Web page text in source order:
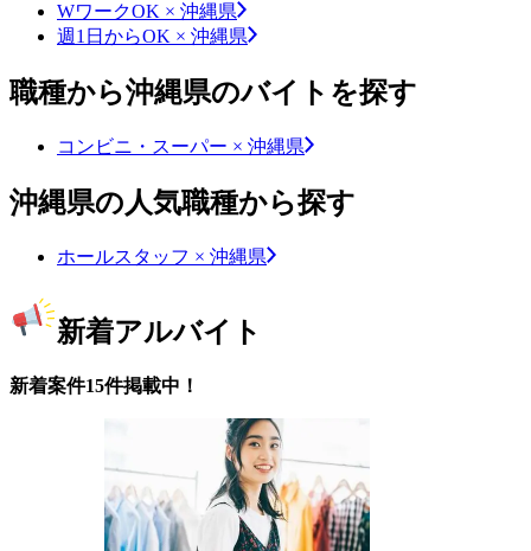
WワークOK × 沖縄県
週1日からOK × 沖縄県
職種から沖縄県のバイトを探す
コンビニ・スーパー × 沖縄県
沖縄県の人気職種から探す
ホールスタッフ × 沖縄県
新着アルバイト
新着案件15件掲載中！